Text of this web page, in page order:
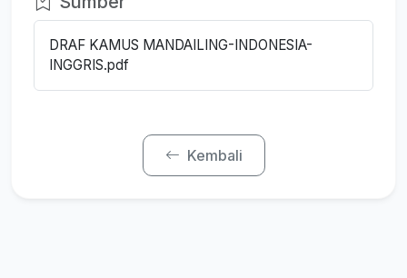
DRAF KAMUS MANDAILING-INDONESIA-
INGGRIS.pdf
Kembali